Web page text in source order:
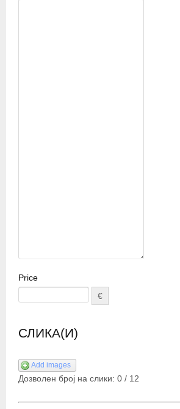
Price
€
СЛИКА(И)
Add images
Дозволен број на слики: 0 / 12